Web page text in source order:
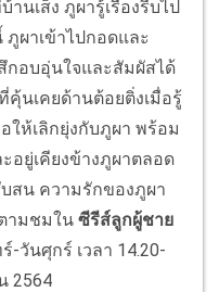
านเส็ง ภูผารู้เรื่องรีบไป
ผาเข้าไปกอดและ
กอบอุ่นใจและสัมผัสได้
นเคยด้านต้อยติ่งเมื่อรู้
ให้เลิกยุ่งกับภูผา พร้อม
อยู่เคียงข้างภูผาตลอด
สน ความรักของภูผา
ามชมใน ซีรีส์ลูกผู้ชาย
-วันศุกร์ เวลา 14.20-
2564